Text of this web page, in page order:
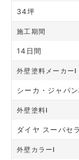
34坪
施工期間
14日間
外壁塗料メーカーⅠ
シーカ・ジャパ
外壁塗料Ⅰ
ダイヤ スーパセ
外壁カラーⅠ